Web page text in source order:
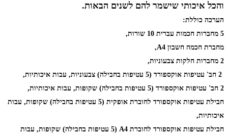
והכל איכותי שישמר להם לשנים הבאות.
הערכה כוללת:
5 מחברות חכמות עברית 10 שורות,
מחברת חכמה חשבון A4,
2 מחברות חלקות צבעוניות,
2 חב' עטיפות אוקספורד (5 עטיפות בחבילה) שקופות, עבות איכותיות,
חבילת עטיפות אוקספורד לחוברת אופקית (5 עטיפות בחבילה) שקופות, עבות
איכותיות,
חבילת עטיפות אוקספורד לחוברת A4 (5 עטיפות בחבילה) שקופות, עבות